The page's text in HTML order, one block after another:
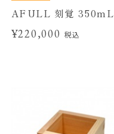
AFULL 刻覚 350mL
¥220,000 税込